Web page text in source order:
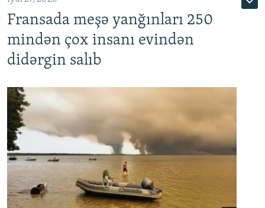
Fransada meşə yanğınları 250
mindən çox insanı evindən
didərgin salıb